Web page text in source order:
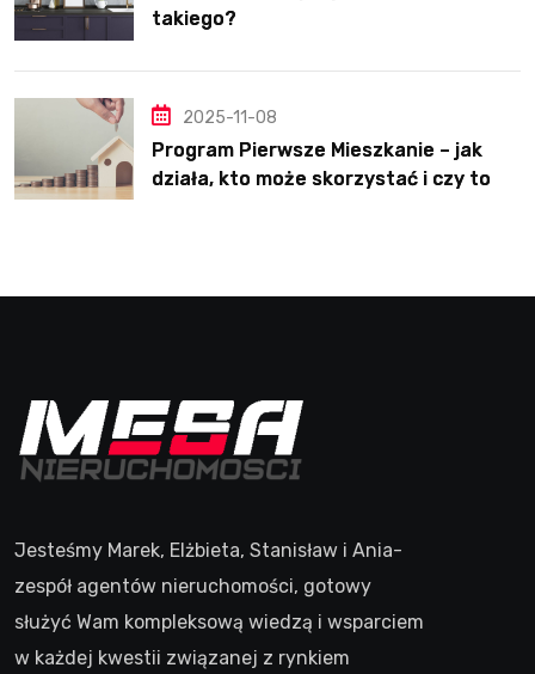
takiego?
2025-11-08
Program Pierwsze Mieszkanie – jak
działa, kto może skorzystać i czy to
Jesteśmy Marek, Elżbieta, Stanisław i Ania-
zespół agentów nieruchomości, gotowy
służyć Wam kompleksową wiedzą i wsparciem
w każdej kwestii związanej z rynkiem